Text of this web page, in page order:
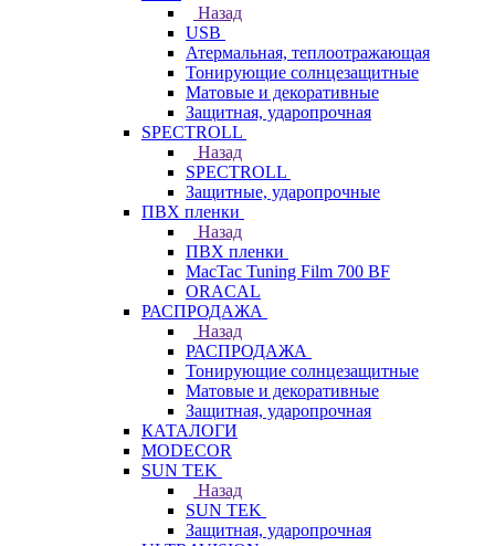
Назад
USB
Атермальная, теплоотражающая
Тонирующие солнцезащитные
Матовые и декоративные
Защитная, ударопрочная
SPECTROLL
Назад
SPECTROLL
Защитные, ударопрочные
ПВХ пленки
Назад
ПВХ пленки
MacTac Tuning Film 700 BF
ORACAL
РАСПРОДАЖА
Назад
РАСПРОДАЖА
Тонирующие солнцезащитные
Матовые и декоративные
Защитная, ударопрочная
КАТАЛОГИ
MODECOR
SUN TEK
Назад
SUN TEK
Защитная, ударопрочная